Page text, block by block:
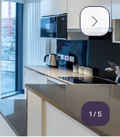
Idioma
Deutsch
French
1 /5